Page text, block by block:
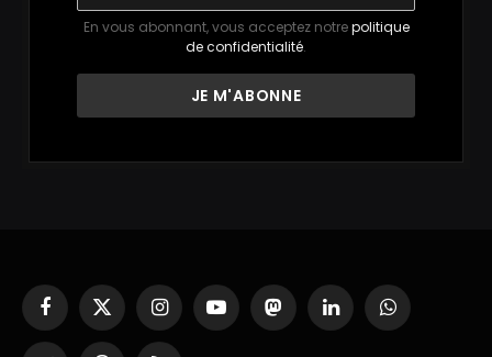
En vous abonnant, vous acceptez notrepolitique
de confidentialité.
Facebook
X
(Twitter)
InstagramYouTubeMastodonLinkedInWhatsApp